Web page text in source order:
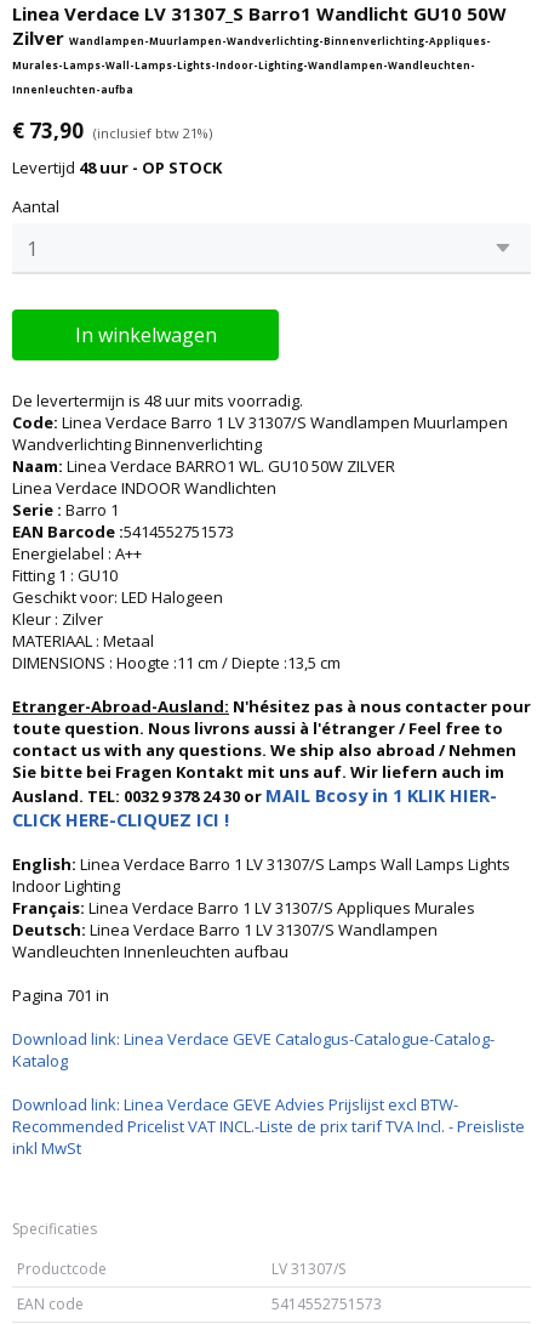
Linea Verdace LV 31307_S Barro1 Wandlicht GU10 50W
Zilver Wandlampen-Muurlampen-Wandverlichting-Binnenverlichting-Appliques-
Murales-Lamps-Wall-Lamps-Lights-Indoor-Lighting-Wandlampen-Wandleuchten-
Innenleuchten-aufba
€ 73,90 (inclusief btw 21%)
Levertijd 48 uur - OP STOCK
Aantal
In winkelwagen
De levertermijn is 48 uur mits voorradig.
Code: Linea Verdace Barro 1 LV 31307/S Wandlampen Muurlampen
Wandverlichting Binnenverlichting
Naam: Linea Verdace BARRO1 WL. GU10 50W ZILVER
Linea Verdace INDOOR Wandlichten
Serie : Barro 1
EAN Barcode :5414552751573
Energielabel : A++
Fitting 1 : GU10
Geschikt voor: LED Halogeen
Kleur : Zilver
MATERIAAL : Metaal
DIMENSIONS : Hoogte :11 cm / Diepte :13,5 cm
Etranger-Abroad-Ausland: N'hésitez pas à nous contacter pour
toute question. Nous livrons aussi à l'étranger / Feel free to
contact us with any questions. We ship also abroad / Nehmen
Sie bitte bei Fragen Kontakt mit uns auf. Wir liefern auch im
Ausland. TEL: 0032 9 378 24 30 or MAIL Bcosy in 1 KLIK HIER-
CLICK HERE-CLIQUEZ ICI !
English: Linea Verdace Barro 1 LV 31307/S Lamps Wall Lamps Lights
Indoor Lighting
Français: Linea Verdace Barro 1 LV 31307/S Appliques Murales
Deutsch: Linea Verdace Barro 1 LV 31307/S Wandlampen
Wandleuchten Innenleuchten aufbau
Pagina 701 in
Download link: Linea Verdace GEVE Catalogus-Catalogue-Catalog-
Katalog
Download link: Linea Verdace GEVE Advies Prijslijst excl BTW-
Recommended Pricelist VAT INCL.-Liste de prix tarif TVA Incl. - Preisliste
inkl MwSt
Specificaties
Productcode
LV 31307/S
EAN code
5414552751573